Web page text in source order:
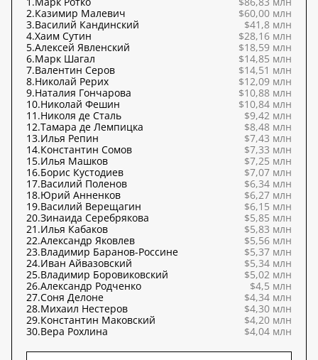
2.Казимир Малевич
$60,00 млн
3.Василий Кандинский
$41,8 млн
4.Хаим Сутин
$28,16 млн
5.Алексей Явленский
$18,59 млн
6.Марк Шагал
$14,85 млн
7.Валентин Серов
$14,51 млн
8.Николай Рерих
$12,09 млн
9.Наталия Гончарова
$10,88 млн
10.Николай Фешин
$10,84 млн
11.Николя де Сталь
$9,42 млн
12.Тамара де Лемпицка
$8,48 млн
13.Илья Репин
$7,43 млн
14.Константин Сомов
$7,33 млн
15.Илья Машков
$7,25 млн
16.Борис Кустодиев
$7,07 млн
17.Василий Поленов
$6,34 млн
18.Юрий Анненков
$6,27 млн
19.Василий Верещагин
$6,15 млн
20.Зинаида Серебрякова
$5,85 млн
21.Илья Кабаков
$5,83 млн
22.Александр Яковлев
$5,56 млн
23.Владимир Баранов-Россине
$5,37 млн
24.Иван Айвазовский
$5,34 млн
25.Владимир Боровиковский
$5,02 млн
26.Александр Родченко
$4,5 млн
27.Соня Делоне
$4,34 млн
28.Михаил Нестеров
$4,30 млн
29.Константин Маковский
$4,20 млн
30.Вера Рохлина $4,04 млн